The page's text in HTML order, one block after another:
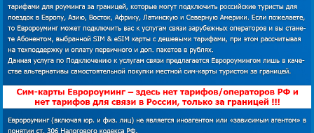
• Низкое давление или скачки
артериального давления.
• Частые головокружения.